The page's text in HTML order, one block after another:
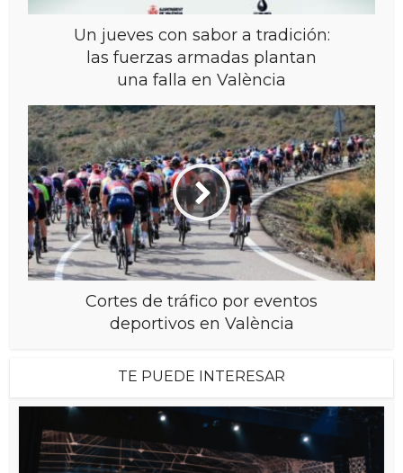
Un jueves con sabor a tradición:
las fuerzas armadas plantan
una falla en València
Cortes de tráfico por eventos
deportivos en València
TE PUEDE INTERESAR